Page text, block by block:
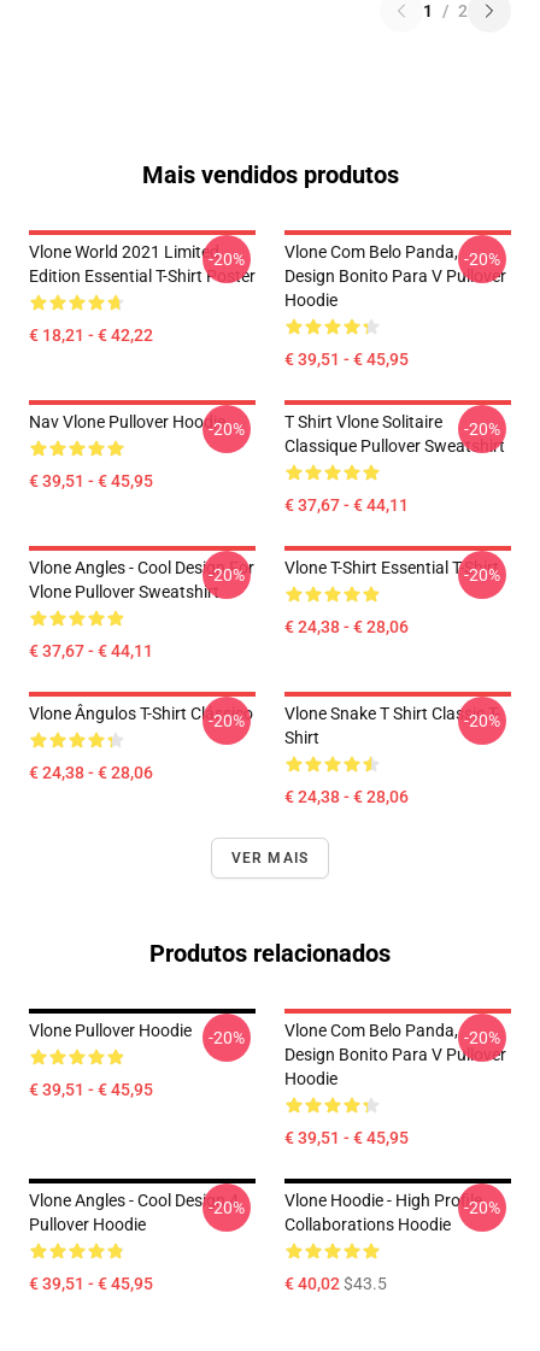
1 / 2
Mais vendidos produtos
Vlone World 2021 Limited
Edition Essential T-Shirt Poster
€ 18,21 - € 42,22
-20%
Vlone Com Belo Panda,
Design Bonito Para V Pullover
Hoodie
€ 39,51 - € 45,95
-20%
Nav Vlone Pullover Hoodie
€ 39,51 - € 45,95
-20%
T Shirt Vlone Solitaire
Classique Pullover Sweatshirt
€ 37,67 - € 44,11
-20%
Vlone Angles - Cool Design For
Vlone Pullover Sweatshirt
€ 37,67 - € 44,11
-20% Vlone T-Shirt Essential T-Shirt
€ 24,38 - € 28,06
-20%
Vlone Ângulos T-Shirt Clássico
€ 24,38 - € 28,06
-20%
Vlone Snake T Shirt Classic T-
Shirt
€ 24,38 - € 28,06
-20%
VER MAIS
Produtos relacionados
Vlone Pullover Hoodie
€ 39,51 - € 45,95
-20%
Vlone Com Belo Panda,
Design Bonito Para V Pullover
Hoodie
€ 39,51 - € 45,95
-20%
Vlone Angles - Cool Design 4
Pullover Hoodie
€ 39,51 - € 45,95
-20%
Vlone Hoodie - High Profile
Collaborations Hoodie
€ 40,02$43.5
-20%